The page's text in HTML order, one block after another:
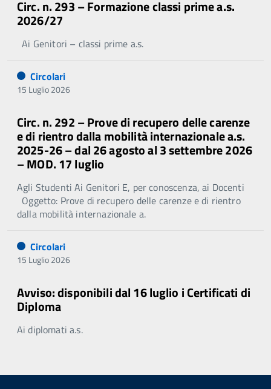
Circ. n. 293 – Formazione classi prime a.s.
2026/27
Ai Genitori – classi prime a.s.
Circolari
15 Luglio 2026
Circ. n. 292 – Prove di recupero delle carenze
e di rientro dalla mobilità internazionale a.s.
2025-26 – dal 26 agosto al 3 settembre 2026
– MOD. 17 luglio
Agli Studenti Ai Genitori E, per conoscenza, ai Docenti
Oggetto: Prove di recupero delle carenze e di rientro
dalla mobilità internazionale a.
Circolari
15 Luglio 2026
Avviso: disponibili dal 16 luglio i Certificati di
Diploma
Ai diplomati a.s.